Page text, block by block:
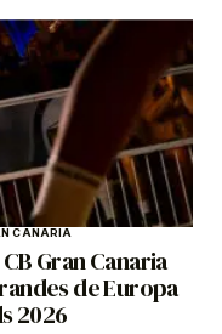
CANARIA
Gran Canaria
de Europa
2026